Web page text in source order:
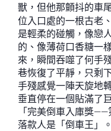
獸，但他那顫抖的車
位入口處的一根古老
是輕柔的碰觸，像戀
的、像薄荷口香糖一
來，瞬間吞噬了何手
巷恢復了平靜，只剩
手殘感覺一陣天旋地
垂直停在一個貼滿了
「完美倒車入庫獎——
落款人是「倒車王」